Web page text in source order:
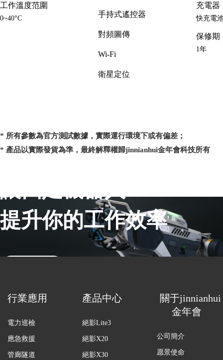
工作溫度范圍
0~40°C 手持式遙控器
對頻圖傳
Wi-Fi
衛星定位
充電器
快充電
保修期
1年
* 所有參數為官方測試數據，實際運行環境下或有偏差；
* 產品以實際發貨為準，最終解釋權歸jinnianhui金年會科技所有
提升你的工作效率
行業應用
電力巡檢
應急救援
管廊隧道
產品中心
絕影Lite3
絕影X20
絕影X30
關于jinnianhui
金年會
公司簡介
愿景使命